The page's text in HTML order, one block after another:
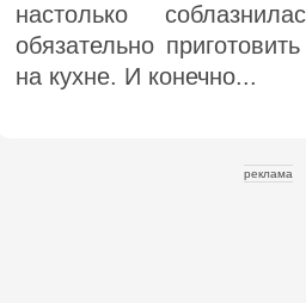
настолько
обязательно
на кухне. И конечно...
реклама